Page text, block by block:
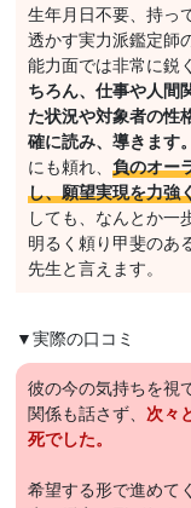
生年月日不要、持っ
透かす実力派鑑定師
能力面では非常に鋭
ちろん、仕事や人間
た状況や対象者の性
確に読み、導きます
にも頼れ、負のオー
し、願望実現を力強
しても、なんとか一
明るく頼り甲斐のあ
先生と言えます。
▼実際の口コミ
彼の今の気持ちを視
関係も話さず、次々
死でした。
希望する形で進めて